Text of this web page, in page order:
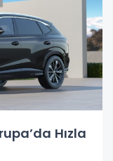
Hızla